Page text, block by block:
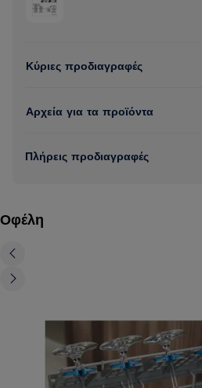
Κύριες προδιαγραφές
Αρχεία για τα προϊόντα
Πλήρεις προδιαγραφές
Οφέλη